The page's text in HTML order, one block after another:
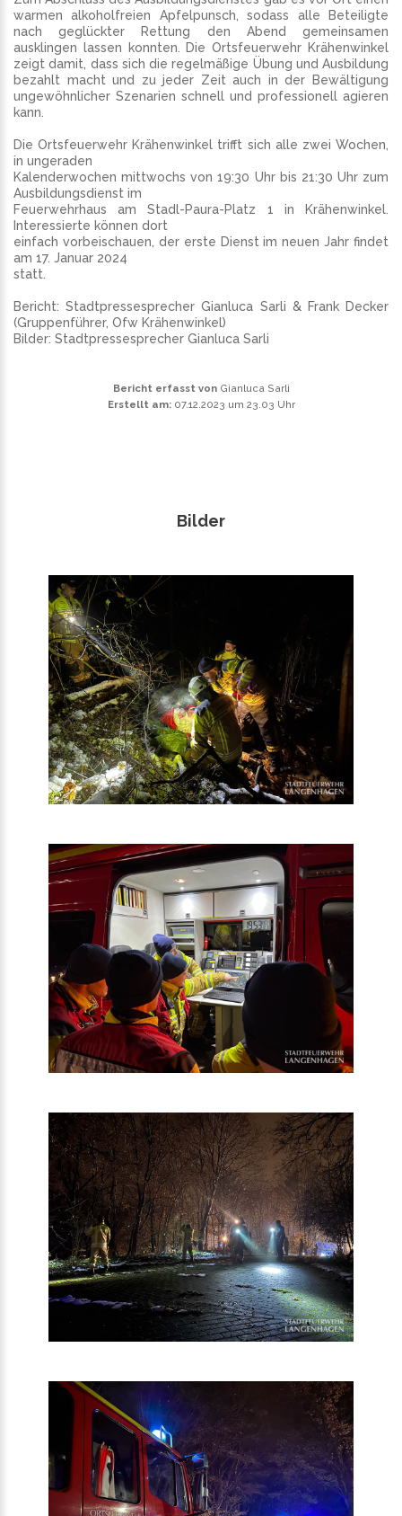
warmen alkoholfreien Apfelpunsch, sodass alle Beteiligte
nach geglückter Rettung den Abend gemeinsamen
ausklingen lassen konnten. Die Ortsfeuerwehr Krähenwinkel
zeigt damit, dass sich die regelmäßige Übung und Ausbildung
bezahlt macht und zu jeder Zeit auch in der Bewältigung
ungewöhnlicher Szenarien schnell und professionell agieren
kann.
Die Ortsfeuerwehr Krähenwinkel trifft sich alle zwei Wochen,
in ungeraden
Kalenderwochen mittwochs von 19:30 Uhr bis 21:30 Uhr zum
Ausbildungsdienst im
Feuerwehrhaus am Stadl-Paura-Platz 1 in Krähenwinkel.
Interessierte können dort
einfach vorbeischauen, der erste Dienst im neuen Jahr findet
am 17. Januar 2024
statt.
Bericht: Stadtpressesprecher Gianluca Sarli & Frank Decker
(Gruppenführer, Ofw Krähenwinkel)
Bilder: Stadtpressesprecher Gianluca Sarli
Bericht erfasst vonGianluca Sarli
Erstellt am:07.12.2023 um 23.03 Uhr
Bilder